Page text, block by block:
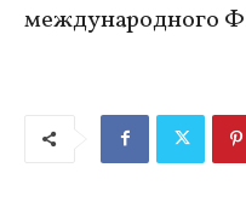
международного